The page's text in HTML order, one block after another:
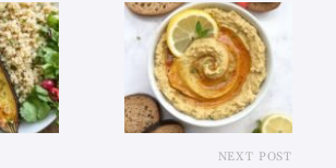
NEXT POST